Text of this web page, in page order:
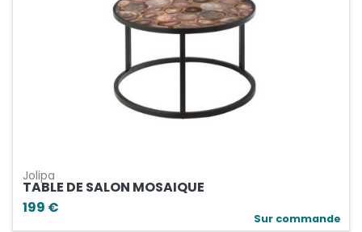
Jolipa
TABLE DE SALON MOSAIQUE
199 €
Sur commande